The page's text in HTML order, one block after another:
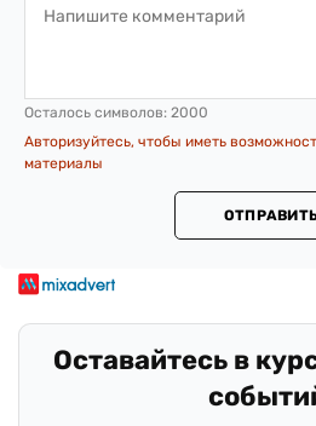
Осталось символов: 2000
Авторизуйтесь, чтобы иметь
материалы
Оставайтесь в